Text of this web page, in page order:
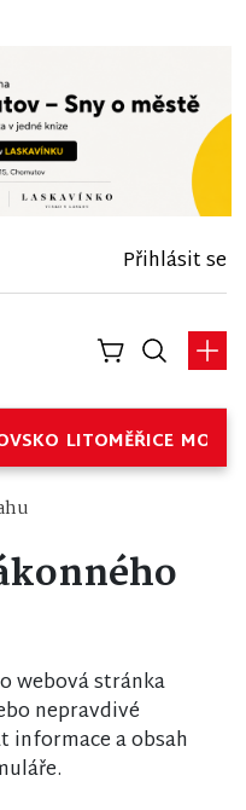
Přihlásit se
LITOMĚŘICE
webová stránka
nepravdivé
informace a obsah